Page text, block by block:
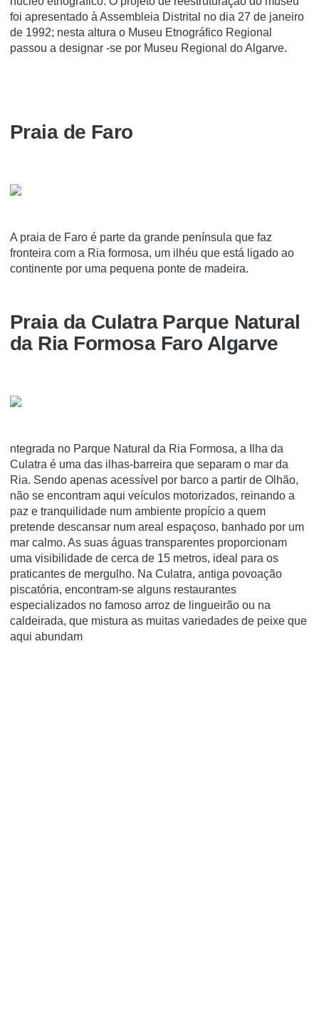
foi apresentado à Assembleia Distrital no dia 27 de janeiro
de 1992; nesta altura o Museu Etnográfico Regional
passou a designar -se por Museu Regional do Algarve.
Praia de Faro
A praia de Faro é parte da grande península que faz
fronteira com a Ria formosa, um ilhéu que está ligado ao
continente por uma pequena ponte de madeira.
Praia da Culatra Parque Natural
da Ria Formosa Faro Algarve
ntegrada no Parque Natural da Ria Formosa, a Ilha da
Culatra é uma das ilhas-barreira que separam o mar da
Ria. Sendo apenas acessível por barco a partir de Olhão,
não se encontram aqui veículos motorizados, reinando a
paz e tranquilidade num ambiente propício a quem
pretende descansar num areal espaçoso, banhado por um
mar calmo. As suas águas transparentes proporcionam
uma visibilidade de cerca de 15 metros, ideal para os
praticantes de mergulho. Na Culatra, antiga povoação
piscatória, encontram-se alguns restaurantes
especializados no famoso arroz de lingueirão ou na
caldeirada, que mistura as muitas variedades de peixe que
aqui abundam